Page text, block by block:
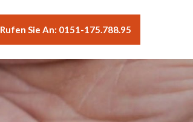
Rufen Sie An: 0151-175.788.95